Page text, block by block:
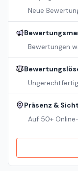
Neue
Bewertungen
Präsenz &
Auf 50+